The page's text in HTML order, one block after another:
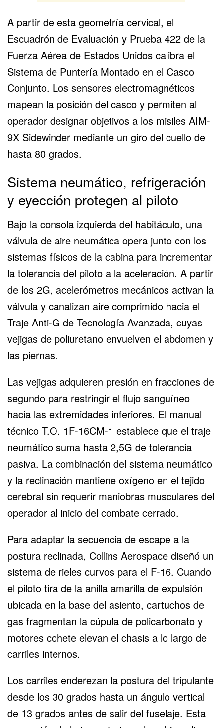
A partir de esta geometría cervical, el
Escuadrón de Evaluación y Prueba 422 de la
Fuerza Aérea de Estados Unidos calibra el
Sistema de Puntería Montado en el Casco
Conjunto. Los sensores electromagnéticos
mapean la posición del casco y permiten al
operador designar objetivos a los misiles AIM-
9X Sidewinder mediante un giro del cuello de
hasta 80 grados.
Sistema neumático, refrigeración
y eyección protegen al piloto
Bajo la consola izquierda del habitáculo, una
válvula de aire neumática opera junto con los
sistemas físicos de la cabina para incrementar
la tolerancia del piloto a la aceleración. A partir
de los 2G, acelerómetros mecánicos activan la
válvula y canalizan aire comprimido hacia el
Traje Anti-G de Tecnología Avanzada, cuyas
vejigas de poliuretano envuelven el abdomen y
las piernas.
Las vejigas adquieren presión en fracciones de
segundo para restringir el flujo sanguíneo
hacia las extremidades inferiores. El manual
técnico T.O. 1F-16CM-1 establece que el traje
neumático suma hasta 2,5G de tolerancia
pasiva. La combinación del sistema neumático
y la reclinación mantiene oxígeno en el tejido
cerebral sin requerir maniobras musculares del
operador al inicio del combate cerrado.
Para adaptar la secuencia de escape a la
postura reclinada, Collins Aerospace diseñó un
sistema de rieles curvos para el F-16. Cuando
el piloto tira de la anilla amarilla de expulsión
ubicada en la base del asiento, cartuchos de
gas fragmentan la cúpula de policarbonato y
motores cohete elevan el chasis a lo largo de
carriles internos.
Los carriles enderezan la postura del tripulante
desde los 30 grados hasta un ángulo vertical
de 13 grados antes de salir del fuselaje. Esta